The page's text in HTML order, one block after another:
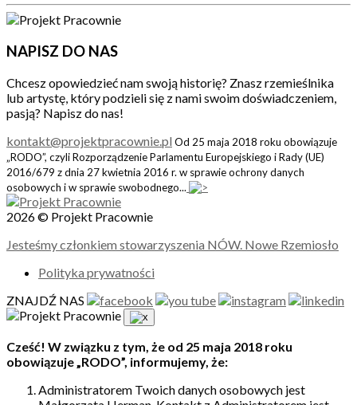
NAPISZ DO NAS
Chcesz opowiedzieć nam swoją historię? Znasz rzemieślnika
lub artystę, który podzieli się z nami swoim doświadczeniem,
pasją? Napisz do nas!
kontakt@projektpracownie.pl Od 25 maja 2018 roku obowiązuje
„RODO”, czyli Rozporządzenie Parlamentu Europejskiego i Rady (UE)
2016/679 z dnia 27 kwietnia 2016 r. w sprawie ochrony danych
osobowych i w sprawie swobodnego...
2026 © Projekt Pracownie
Jesteśmy członkiem stowarzyszenia NÓW. Nowe Rzemiosło
Polityka prywatności
ZNAJDŹ NAS
Cześć! W związku z tym, że od 25 maja 2018 roku
obowiązuje „RODO”, informujemy, że:
Administratorem Twoich danych osobowych jest